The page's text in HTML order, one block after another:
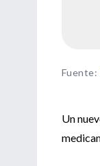
Fuente:
Un